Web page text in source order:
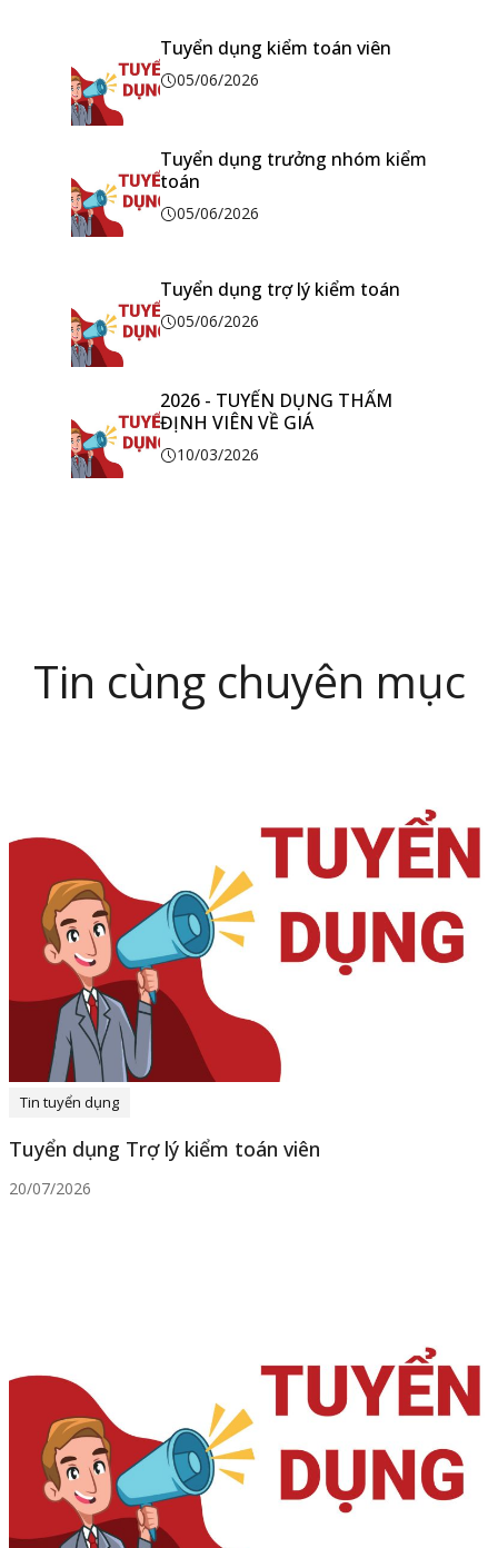
Tuyển dụng kiểm toán viên
05/06/2026
Tuyển dụng trưởng nhóm kiểm
toán
05/06/2026
Tuyển dụng trợ lý kiểm toán
05/06/2026
2026 - TUYỂN DỤNG THẨM
ĐỊNH VIÊN VỀ GIÁ
10/03/2026
Tin cùng chuyên mục
Tin tuyển dụng
Tuyển dụng Trợ lý kiểm toán viên
20/07/2026